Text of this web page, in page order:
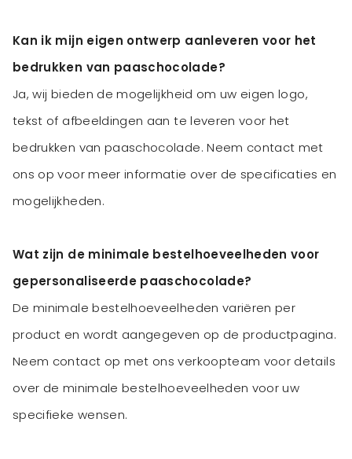
Kan ik mijn eigen ontwerp aanleveren voor het
bedrukken van paaschocolade?
Ja, wij bieden de mogelijkheid om uw eigen logo,
tekst of afbeeldingen aan te leveren voor het
bedrukken van paaschocolade. Neem contact met
ons op voor meer informatie over de specificaties en
mogelijkheden.
Wat zijn de minimale bestelhoeveelheden voor
gepersonaliseerde paaschocolade?
De minimale bestelhoeveelheden variëren per
product en wordt aangegeven op de productpagina.
Neem contact op met ons verkoopteam voor details
over de minimale bestelhoeveelheden voor uw
specifieke wensen.